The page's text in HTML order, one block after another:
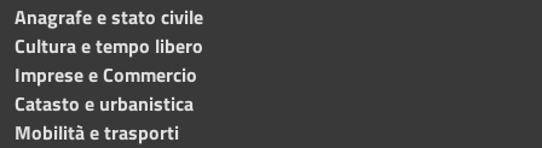
Anagrafe e stato civile
Cultura e tempo libero
Imprese e Commercio
Catasto e urbanistica
Mobilità e trasporti